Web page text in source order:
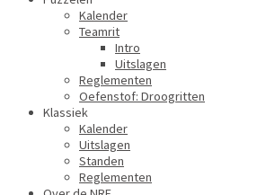
Kalender
Teamrit
Intro
Uitslagen
Reglementen
Oefenstof: Droogritten
Klassiek
Kalender
Uitslagen
Standen
Reglementen